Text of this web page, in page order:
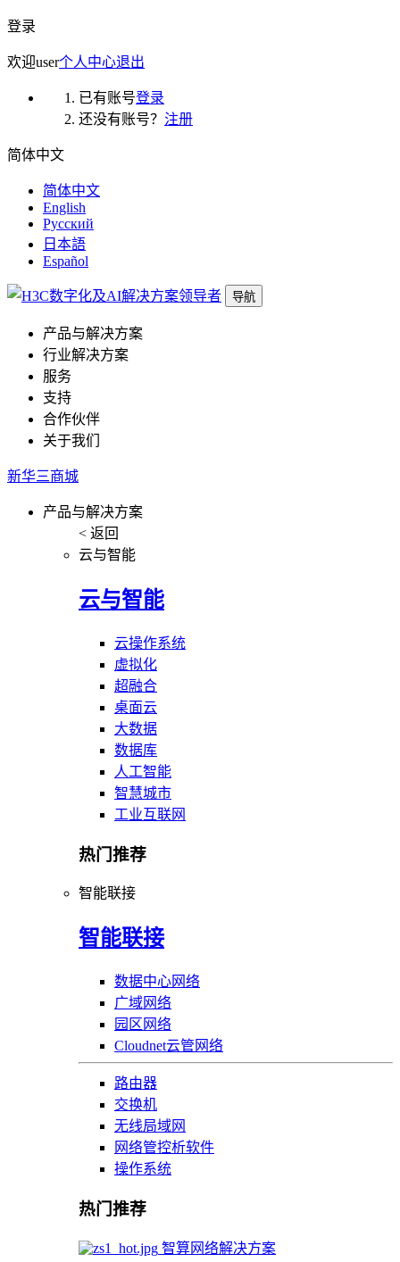
登录
欢迎user个人中心退出
已有账号登录
还没有账号？ 注册
简体中文
简体中文
English
Русский
日本語
Español
导航
产品与解决方案
行业解决方案
服务
支持
合作伙伴
关于我们
新华三商城
产品与解决方案
< 返回
云与智能
云与智能
云操作系统
虚拟化
超融合
桌面云
大数据
数据库
人工智能
智慧城市
工业互联网
热门推荐
智能联接
智能联接
数据中心网络
广域网络
园区网络
Cloudnet云管网络
路由器
交换机
无线局域网
网络管控析软件
操作系统
热门推荐
智算网络解决方案